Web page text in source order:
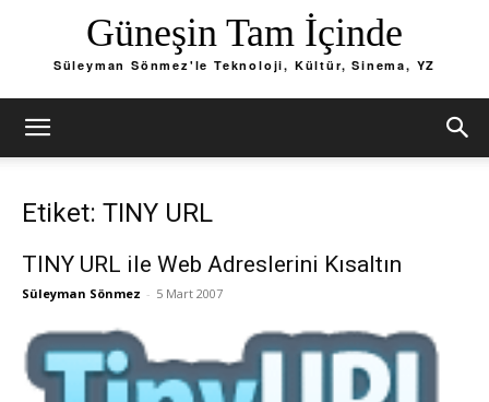
Güneşin Tam İçinde
Süleyman Sönmez'le Teknoloji, Kültür, Sinema, YZ
Etiket: TINY URL
TINY URL ile Web Adreslerini Kısaltın
Süleyman Sönmez - 5 Mart 2007